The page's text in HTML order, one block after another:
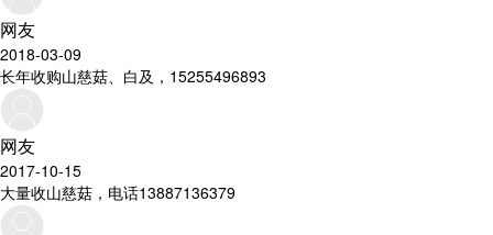
网友
2018-03-09
长年收购山慈菇、白及，15255496893
网友
2017-10-15
大量收山慈菇，电话13887136379